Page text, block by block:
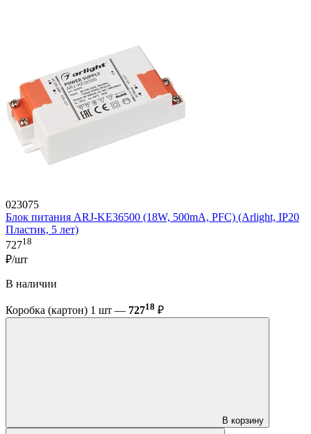
023075
Блок питания ARJ-KE36500 (18W, 500mA, PFC) (Arlight, IP20
Пластик, 5 лет)
72718
₽/шт
В наличии
Коробка (картон) 1 шт — 72718 ₽
В корзину